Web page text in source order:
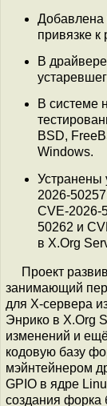
Добавлена
привязке
В
В системе
BSD,
Windows.
Устранены
2026-
CVE-2026-
50262 и
в X.Org
Проект
занимающий
для X-сервера
Энрико в X.Org
изменений и
кодовую базу
мэйнтейнером
GPIO в ядре
создания форка